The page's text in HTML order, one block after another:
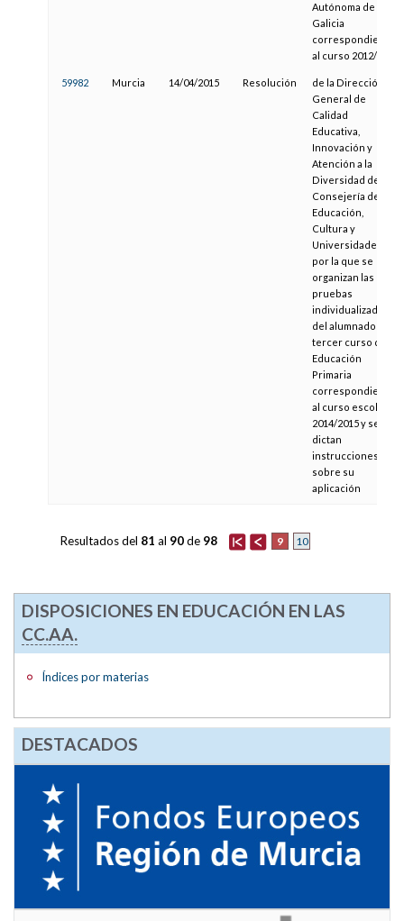
Autónoma de
Galicia
correspondiente
al curso 2012/13
59982 Murcia 14/04/2015 Resolución
de la Dirección
General de
Calidad
Educativa,
Innovación y
Atención a la
Diversidad de la
Consejería de
Educación,
Cultura y
Universidades,
por la que se
organizan las
pruebas
individualizadas
del alumnado de
tercer curso de
Educación
Primaria
correspondiente
al curso escolar
2014/2015 y se
dictan
instrucciones
sobre su
aplicación
9 10
Resultados del 81 al 90de 98
DISPOSICIONES EN EDUCACIÓN EN LAS
CC.AA.
Índices por materias
DESTACADOS